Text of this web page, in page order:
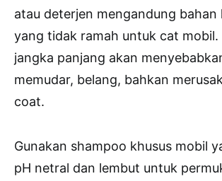
atau deterjen mengandung bahan
yang tidak ramah untuk cat mobil.
jangka panjang akan
memudar, belang, bahkan
coat.
Gunakan shampoo khusus mobil
pH netral dan lembut untuk